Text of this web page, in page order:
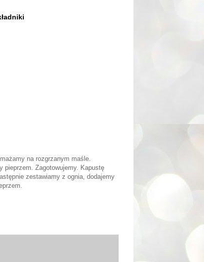
na rozgrzanym maśle.
pieprzem. Zagotowujemy. Kapustę
zestawiamy z ognia, dodajemy